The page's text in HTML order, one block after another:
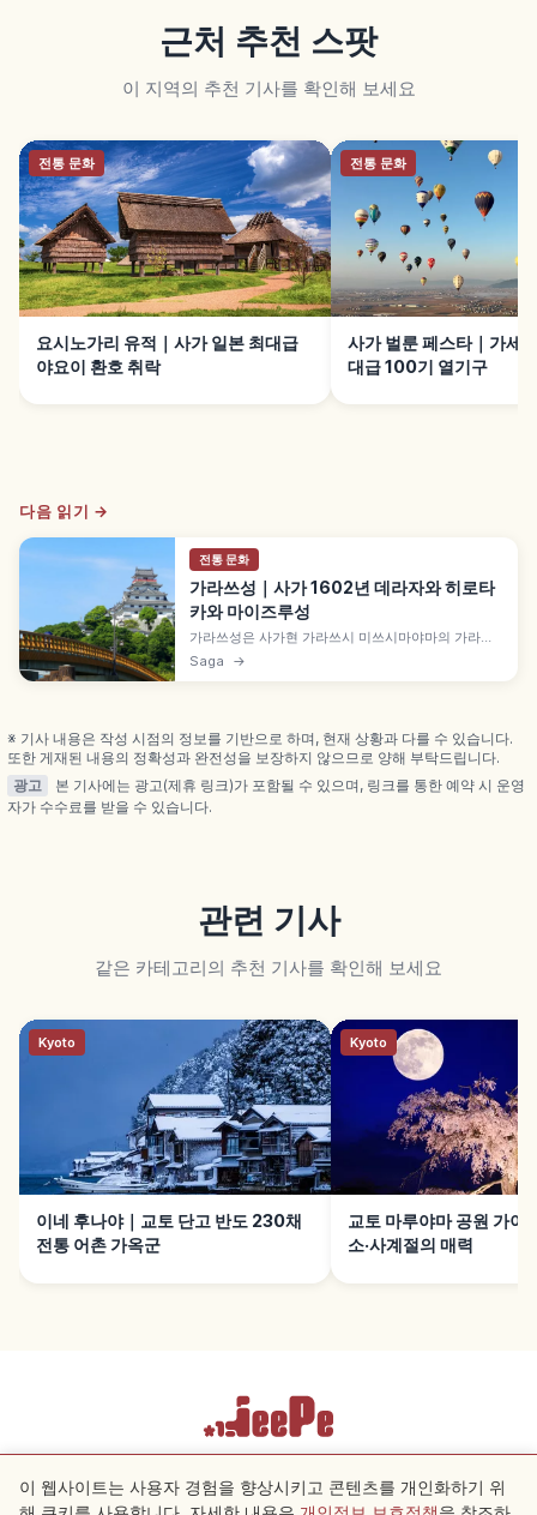
근처 추천 스팟
이 지역의 추천 기사를 확인해 보세요
전통 문화
요시노가리 유적｜사가 일본 최대급
야요이 환호 취락
전통 문화
사가 벌룬 페스타｜가세
대급 100기 열기구
다음 읽기 →
전통 문화
가라쓰성｜사가 1602년 데라자와 히로타
카와 마이즈루성
가라쓰성은 사가현 가라쓰시 미쓰시마야마의 가라쓰
만에 면한 성으로, 별칭 '마이즈루성'입니다. 게이초 7
년(1602년) 가라쓰번 초대 번주 데라자와 히로타카가
Saga →
※ 기사 내용은 작성 시점의 정보를 기반으로 하며, 현재 상황과 다를 수 있습니다.
또한 게재된 내용의 정확성과 완전성을 보장하지 않으므로 양해 부탁드립니다.
광고
본 기사에는 광고(제휴 링크)가 포함될 수 있으며, 링크를 통한 예약 시 운영
자가 수수료를 받을 수 있습니다.
관련 기사
같은 카테고리의 추천 기사를 확인해 보세요
Kyoto
이네 후나야｜교토 단고 반도 230채
전통 어촌 가옥군
Kyoto
교토 마루야마 공원 가이
소·사계절의 매력
근처 스팟
이 웹사이트는 사용자 경험을 향상시키고 콘텐츠를 개인화하기 위